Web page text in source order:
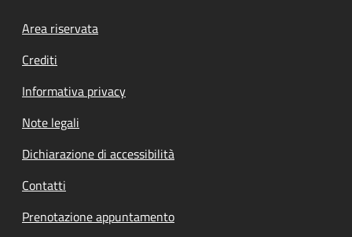
Footer menu
Area riservata
Crediti
Informativa privacy
Note legali
Dichiarazione di accessibilità
Contatti
Prenotazione appuntamento